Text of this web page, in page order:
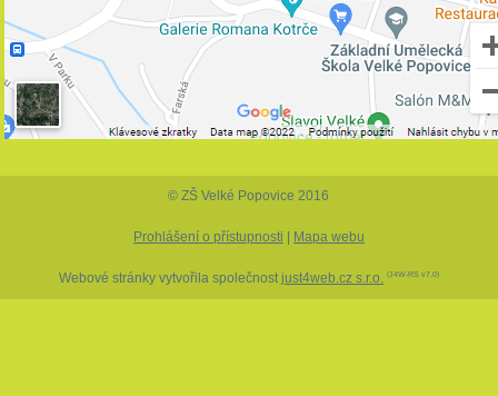
© ZŠ Velké Popovice 2016
Prohlášení o přístupnosti Mapa webu
Webové stránky vytvořila společnost just4web.cz s.r.o. (J4W-RS v7.0)